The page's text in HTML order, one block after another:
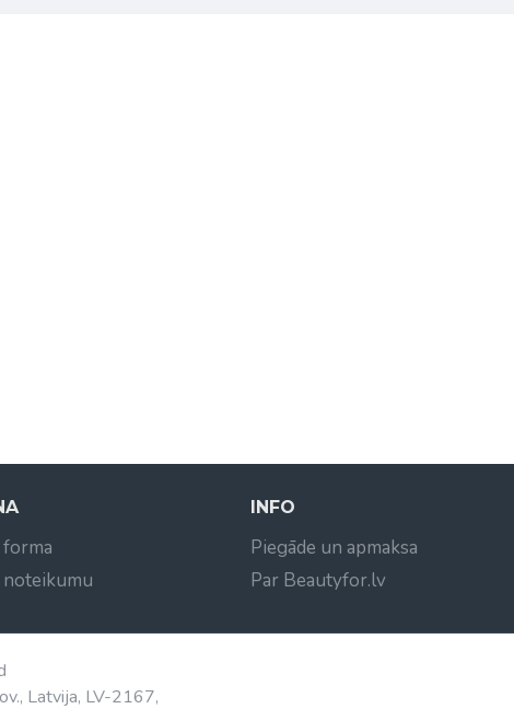
INFO
Piegāde un apmaksa
Par Beautyfor.lv
Latvija, LV-2167,